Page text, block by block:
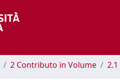
2 Contributo in Volume